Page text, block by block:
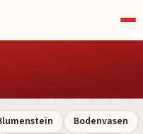
Bodenvasen